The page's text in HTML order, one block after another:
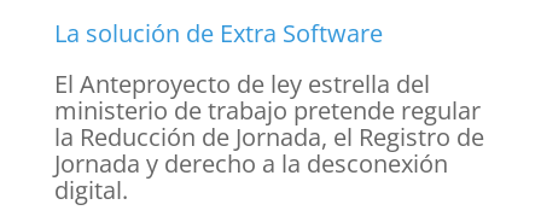
La solución de Extra Software
El Anteproyecto de ley estrella del
ministerio de trabajo pretende regular
la Reducción de Jornada, el Registro de
Jornada y derecho a la desconexión
digital.